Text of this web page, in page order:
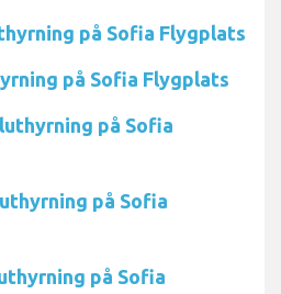
på Sofia Flygplats
på Sofia Flygplats
på Sofia
på Sofia
på Sofia